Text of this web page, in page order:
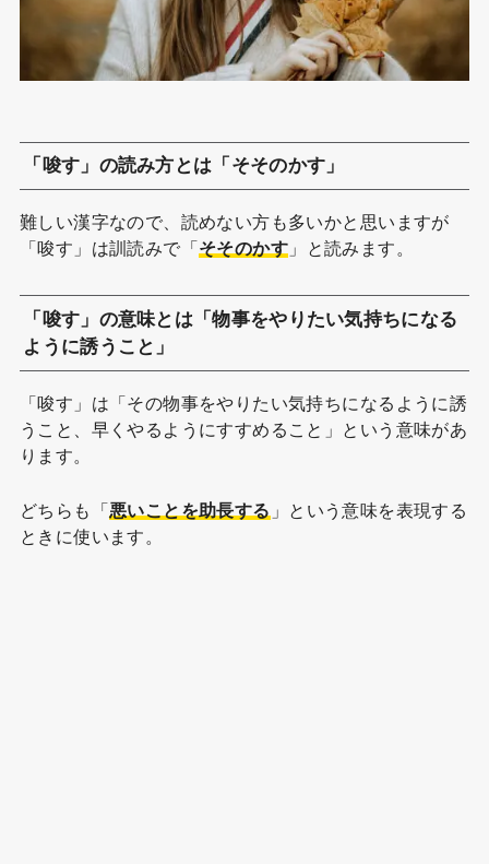
「唆す」の読み方とは「そそのかす」
難しい漢字なので、読めない方も多いかと思いますが
「唆す」は訓読みで「そそのかす 」と読みます。
「唆す」の意味とは「物事をやりたい気持ちになる
ように誘うこと」
「唆す」は「その物事をやりたい気持ちになるように誘
うこと、早くやるようにすすめること」という意味があ
ります。
どちらも「悪いことを助長する 」という意味を表現する
ときに使います。